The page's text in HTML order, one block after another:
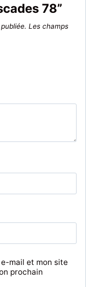
78”
Les champs
mail et mon site
prochain